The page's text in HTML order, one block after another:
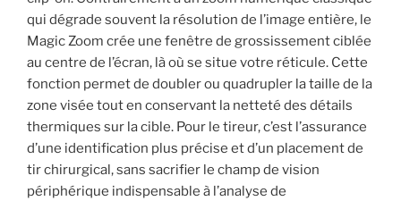
qui dégrade souvent la résolution de l’image entière, le
Magic Zoom crée une fenêtre de grossissement ciblée
au centre de l’écran, là où se situe votre réticule. Cette
fonction permet de doubler ou quadrupler la taille de la
zone visée tout en conservant la netteté des détails
thermiques sur la cible. Pour le tireur, c’est l’assurance
d’une identification plus précise et d’un placement de
tir chirurgical, sans sacrifier le champ de vision
périphérique indispensable à l’analyse de